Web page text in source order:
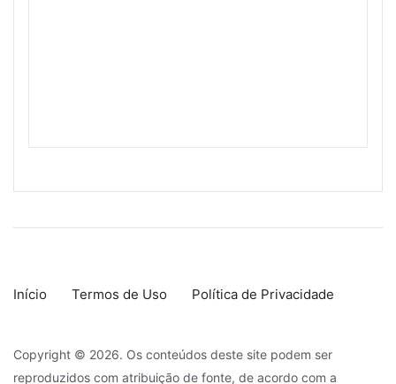
Início Termos de Uso Política de Privacidade
Copyright © 2026. Os conteúdos deste site podem ser
reproduzidos com atribuição de fonte, de acordo com a